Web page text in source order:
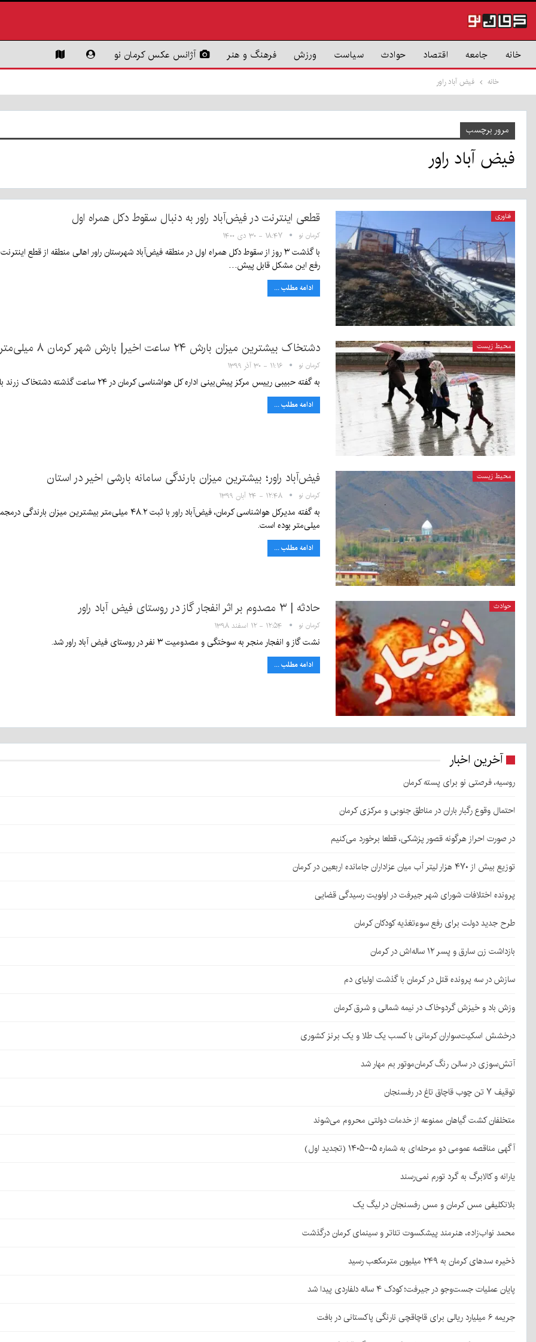
خانه جامعه اقتصاد حوادث سیاست ورزش فرهنگ و هنر آژانس عکس کرمان نو
خانه فیض آباد راور
مرور برچسب
فیض آباد راور
فناوری قطعی اینترنت در فیض‌آباد راور به دنبال سقوط دکل همراه اول
کرمان نو ۱۸:۴۷ - ۳۰ دی ۱۴۰۰
با گذشت ۳ روز از سقوط دکل همراه اول در منطقه فیض‌آباد شهرستان راور اهالی منطقه از
رفع این مشکل قابل پیش…
ادامه مطلب ...
محیط زیست دشتخاک بیشترین میزان بارش ۲۴ ساعت اخیر| بارش شهر کرمان ۸ میلی‌متر
کرمان نو ۱۱:۱۶ - ۳۰ آذر ۱۳۹۹
به گفته حبیبی رییس مرکز پیش‌بینی اداره کل هواشناسی کرمان در ۲۴ ساعت گذشته دشتخاک زرند با ۱۴ میلی‌متر بیشترین میزان بارندگی در استان را داشته است.
ادامه مطلب ...
محیط زیست فیض‌آباد راور؛ بیشترین میزان بارندگی سامانه بارشی اخیر در استان
کرمان نو ۱۲:۴۸ - ۲۴ آبان ۱۳۹۹
میلی‌متر بوده است.
ادامه مطلب ...
حوادث حادثه | ۳ مصدوم بر اثر انفجار گاز در روستای فیض آباد راور
کرمان نو ۱۲:۵۴ - ۱۲ اسفند ۱۳۹۸
نشت گاز و انفجار منجر به سوختگی و مصدومیت ٣ نفر در روستای فیض آباد راور شد.
ادامه مطلب ...
آخرین اخبار
روسیه، فرصتی نو برای پسته کرمان
احتمال وقوع رگبار باران در مناطق جنوبی و مرکزی کرمان
در صورت احراز هرگونه قصور پزشکی، قطعا برخورد می‌کنیم
توزیع بیش از ۴۷۰ هزار لیتر آب میان عزاداران جامانده اربعین در کرمان
پرونده اختلافات شورای شهر جیرفت در اولویت رسیدگی قضایی
طرح جدید دولت برای رفع سوءتغذیه کودکان کرمان
بازداشت زن سارق و پسر ۱۲ ساله‌اش در کرمان
سازش در سه پرونده قتل در کرمان با گذشت اولیای دم
وزش باد و خیزش گردوخاک در نیمه شمالی و شرق کرمان
درخشش اسکیت‌سواران کرمانی با کسب یک طلا و یک برنز کشوری
آتش‌سوزی در سالن رنگ کرمان‌موتور بم مهار شد
توقیف ۷ تن چوب قاچاق تاغ در رفسنجان
متخلفان کشت گیاهان ممنوعه از خدمات دولتی محروم می‌شوند
آگهی مناقصه عمومی دو مرحله‌ای به شماره ۰۵-۱۴۰۵ (تجدید اول)
یارانه و کالابرگ به گرد تورم نمی‌رسند
بلاتکلیفی مس کرمان و مس رفسنجان در لیگ یک
محمد نواب‌زاده، هنرمند پیشکسوت تئاتر و سینمای کرمان درگذشت
ذخیره سدهای کرمان به ۲۴۹ میلیون مترمکعب رسید
پایان عملیات جست‌وجو در جیرفت؛ کودک ۴ ساله دلفاردی پیدا شد
جریمه ۶ میلیارد ریالی برای قاچاقچی نارنگی پاکستانی در بافت